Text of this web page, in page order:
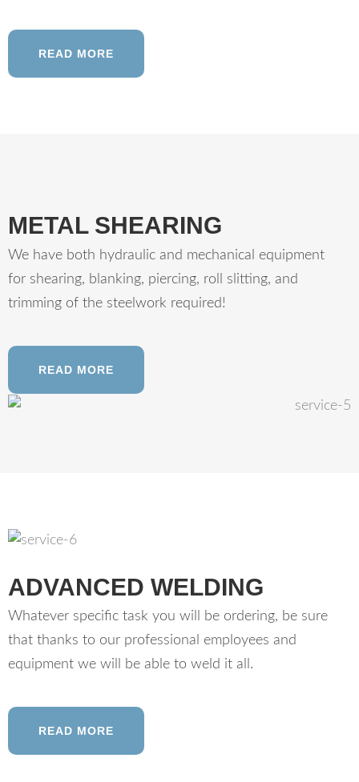
READ MORE
METAL SHEARING
We have both hydraulic and mechanical equipment
for shearing, blanking, piercing, roll slitting, and
trimming of the steelwork required!
READ MORE
ADVANCED WELDING
Whatever specific task you will be ordering, be sure
that thanks to our professional employees and
equipment we will be able to weld it all.
READ MORE